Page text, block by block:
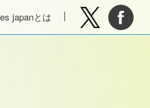
japanとは